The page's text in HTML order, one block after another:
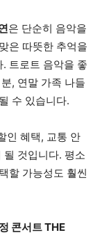
은 단순히 음악을
은 따뜻한 추억을
트로트 음악을 좋
, 연말 가족 나들
수 있습니다.
인 혜택, 교통 안
것입니다. 평소
할 가능성도 훨씬
콘서트 THE